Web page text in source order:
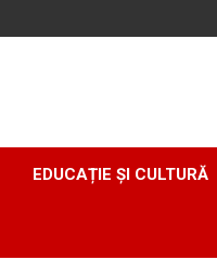
EDUCAȚIE ȘI CULTURĂ